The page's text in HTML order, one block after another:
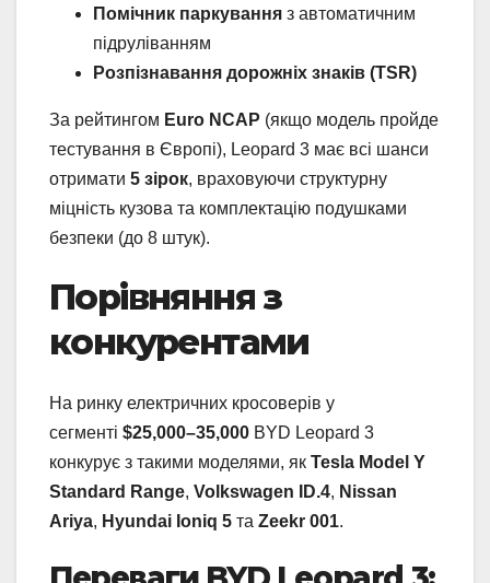
Помічник паркування з автоматичним
підруліванням
Розпізнавання дорожніх знаків (TSR)
За рейтингом Euro NCAP (якщо модель пройде
тестування в Європі), Leopard 3 має всі шанси
отримати 5 зірок, враховуючи структурну
міцність кузова та комплектацію подушками
безпеки (до 8 штук).
Порівняння з
конкурентами
На ринку електричних кросоверів у
сегменті $25,000–35,000 BYD Leopard 3
конкурує з такими моделями, як Tesla Model Y
Standard Range, Volkswagen ID.4, Nissan
Ariya, Hyundai Ioniq 5 та Zeekr 001.